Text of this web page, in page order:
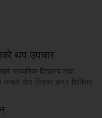
थप उपचार
माध्यमिक विद्यालय तथा
सेवा लिएका छन्। शिविरमा